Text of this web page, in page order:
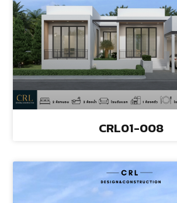
CRL01-008